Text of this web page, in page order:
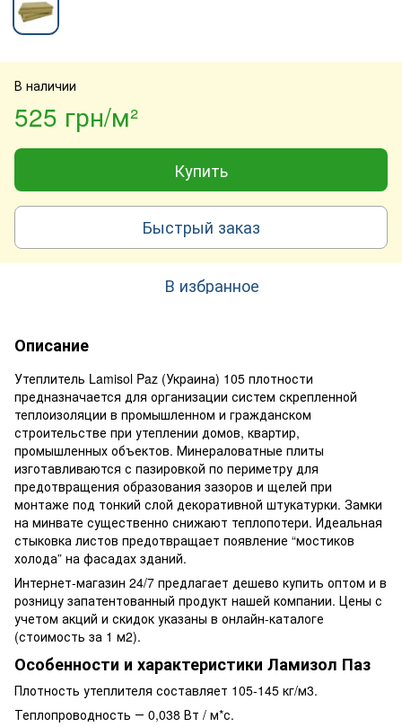
В наличии
525 грн/м²
Купить
Быстрый заказ
В избранное
Описание
Утеплитель Lamisol Paz (Украина) 105 плотности
предназначается для организации систем скрепленной
теплоизоляции в промышленном и гражданском
строительстве при утеплении домов, квартир,
промышленных объектов. Минераловатные плиты
изготавливаются с пазировкой по периметру для
предотвращения образования зазоров и щелей при
монтаже под тонкий слой декоративной штукатурки. Замки
на минвате существенно снижают теплопотери. Идеальная
стыковка листов предотвращает появление “мостиков
холода” на фасадах зданий.
Интернет-магазин 24/7 предлагает дешево купить оптом и в
розницу запатентованный продукт нашей компании. Цены с
учетом акций и скидок указаны в онлайн-каталоге
(стоимость за 1 м2).
Особенности и характеристики Ламизол Паз
Плотность утеплителя составляет 105-145 кг/м3.
Теплопроводность ― 0,038 Вт / м*с.